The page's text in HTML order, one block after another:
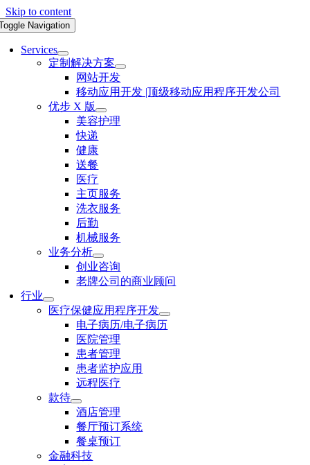
Skip to content
Navigation
Services
定制解决方案
网站开发
移动应用开发 |顶级移动应用程序开发公司
优步 X 版
美容护理
快递
健康
送餐
医疗
主页服务
洗衣服务
后勤
机械服务
业务分析
创业咨询
老牌公司的商业顾问
行业
医疗保健应用程序开发
电子病历/电子病历
医院管理
患者管理
患者监护应用
远程医疗
款待
酒店管理
餐厅预订系统
餐桌预订
金融科技